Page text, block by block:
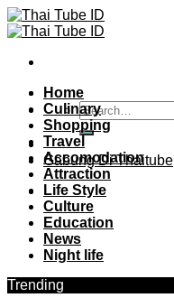
Skip
to
Gabung Di Thaitube
Home
Culinary
Shopping
Travel
Accomodation
Attraction
Life Style
Culture
Education
News
Night life
Trending